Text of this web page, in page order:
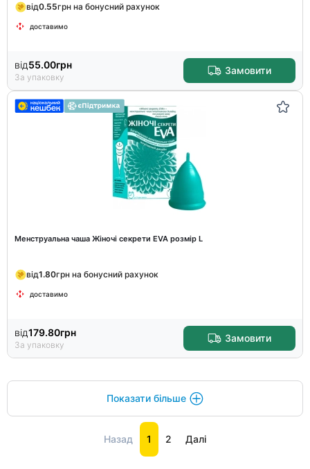
від0.55грн на бонусний рахунок
доставимо
від55.00грн
За упаковку
Замовити
Менструальна чаша Жіночі секрети EVA розмір L
від1.80грн на бонусний рахунок
доставимо
від179.80грн
За упаковку
Замовити
Показати більше
Назад 1 2 Далі